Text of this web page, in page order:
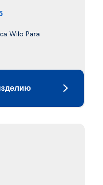
Wilo Para